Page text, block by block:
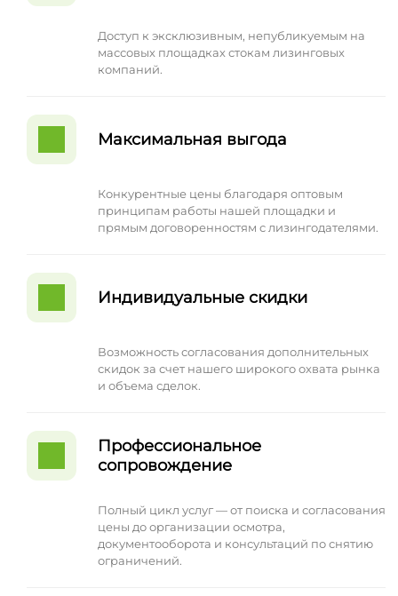
Доступ к эксклюзивным, непубликуемым на
массовых площадках стокам лизинговых
компаний.
Максимальная выгода
Конкурентные цены благодаря оптовым
принципам работы нашей площадки и
прямым договоренностям с лизингодателями.
Индивидуальные скидки
Возможность согласования дополнительных
скидок за счет нашего широкого охвата рынка
и объема сделок.
Профессиональное
сопровождение
Полный цикл услуг — от поиска и согласования
цены до организации осмотра,
документооборота и консультаций по снятию
ограничений.